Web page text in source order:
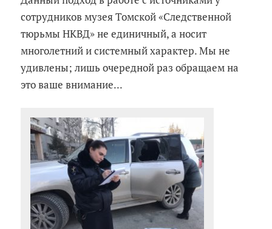
сотрудников музея Томской «Следственной
тюрьмы НКВД» не единичный, а носит
многолетний и системный характер. Мы не
удивлены; лишь очередной раз обращаем на
это ваше внимание...